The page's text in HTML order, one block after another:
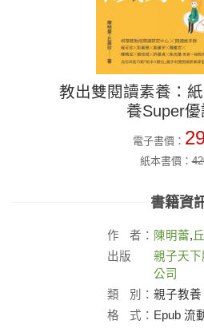
教出雙閱讀素養：
養Super優
電子書價：
紙本書價：
書籍資
作 者： 陳明蕾,
出版
親子天
公司
類
別： 親子教養
格
式： Epub 流